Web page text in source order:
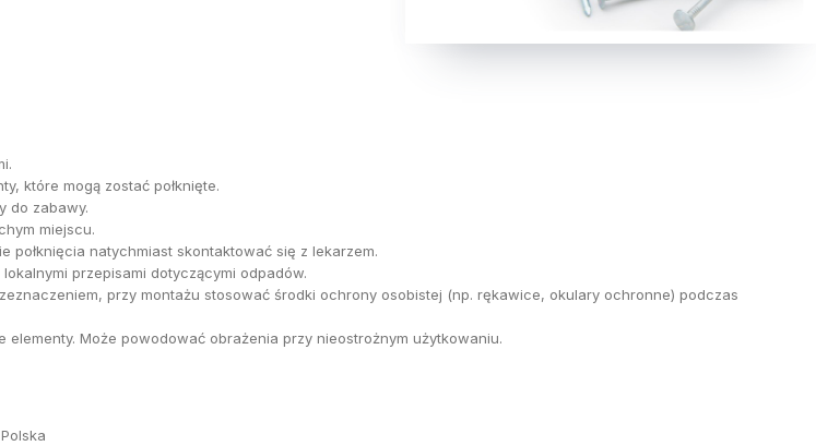
które mogą zostać połknięte.
do zabawy.
miejscu.
połknięcia natychmiast skontaktować się z lekarzem.
przepisami dotyczącymi odpadów.
przy montażu stosować środki ochrony osobistej (np. rękawice, okulary ochronne) podczas
elementy. Może powodować obrażenia przy nieostrożnym użytkowaniu.